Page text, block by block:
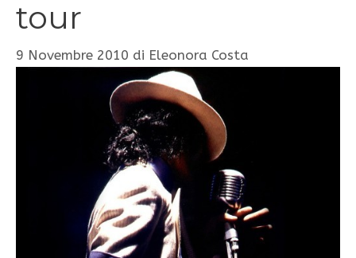
tour
9 Novembre 2010 di Eleonora Costa